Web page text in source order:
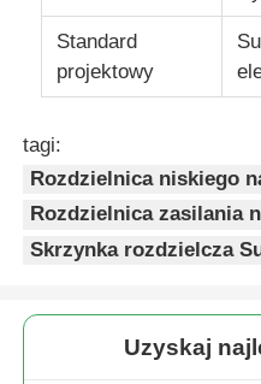
Dom
Produkty
Standard
projektowy
tagi:
Rozdzielnica niskiego
Rozdzielnica zasilania
Skrzynka rozdzielcza
Uzyskaj